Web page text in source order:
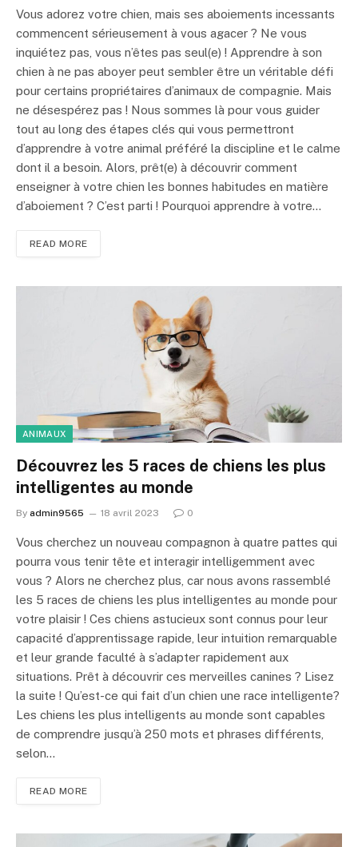
Vous adorez votre chien, mais ses aboiements incessants
commencent sérieusement à vous agacer ? Ne vous
inquiétez pas, vous n’êtes pas seul(e) ! Apprendre à son
chien à ne pas aboyer peut sembler être un véritable défi
pour certains propriétaires d’animaux de compagnie. Mais
ne désespérez pas ! Nous sommes là pour vous guider
tout au long des étapes clés qui vous permettront
d’apprendre à votre animal préféré la discipline et le calme
dont il a besoin. Alors, prêt(e) à découvrir comment
enseigner à votre chien les bonnes habitudes en matière
d’aboiement ? C’est parti ! Pourquoi apprendre à votre…
READ MORE
ANIMAUX
Découvrez les 5 races de chiens les plus
intelligentes au monde
By admin9565 18 avril 2023 0
Vous cherchez un nouveau compagnon à quatre pattes qui
pourra vous tenir tête et interagir intelligemment avec
vous ? Alors ne cherchez plus, car nous avons rassemblé
les 5 races de chiens les plus intelligentes au monde pour
votre plaisir ! Ces chiens astucieux sont connus pour leur
capacité d’apprentissage rapide, leur intuition remarquable
et leur grande faculté à s’adapter rapidement aux
situations. Prêt à découvrir ces merveilles canines ? Lisez
la suite ! Qu’est-ce qui fait d’un chien une race intelligente?
Les chiens les plus intelligents au monde sont capables
de comprendre jusqu’à 250 mots et phrases différents,
selon…
READ MORE